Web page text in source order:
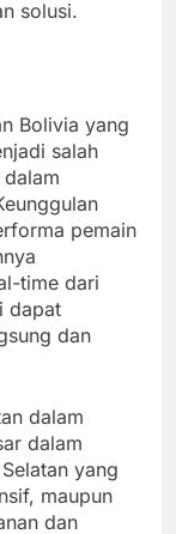
solusi.
Bolivia yang
salah
pemain
time dari
dapat
dan
dalam
dalam
yang
maupun
dan